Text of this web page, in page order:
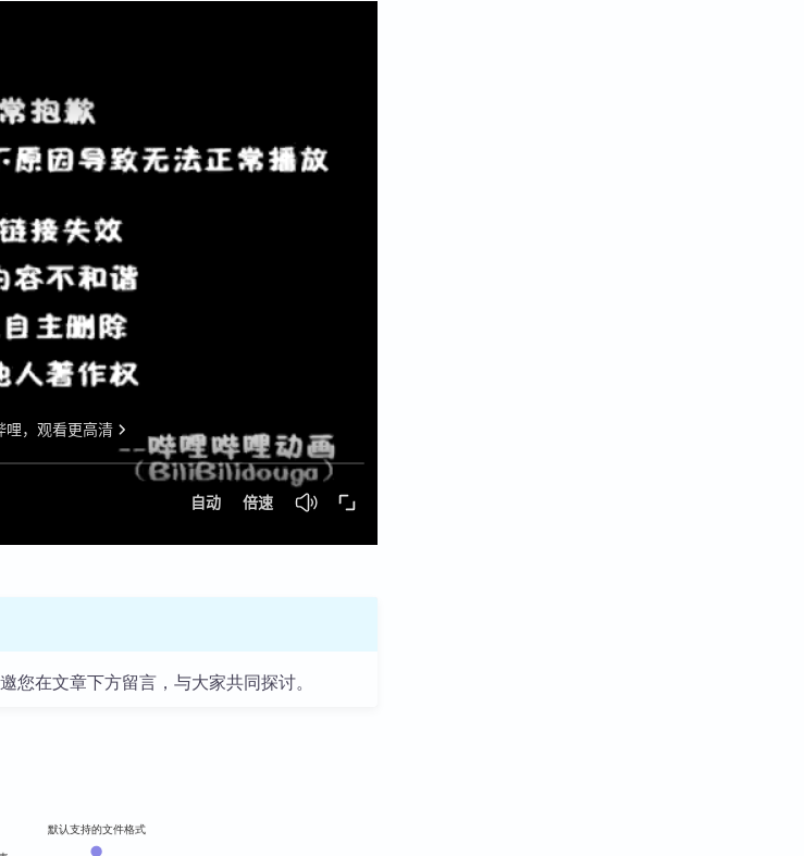
您在文章下方留言，与大家共同探讨。
默认支持的文件格式